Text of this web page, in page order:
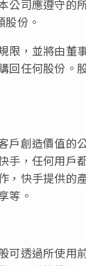
公司應遵守的
份。
限，並將由董
回任何股份。
創造價值的
手，任何用戶
，快手提供的
等。
透過所使用